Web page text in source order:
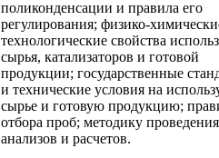
поликонденсации и правила его
регулирования; физико-
технологические свойства
сырья, катализаторов и готовой
продукции; государственные
и технические условия на
сырье и готовую продукцию;
отбора проб; методику проведения
анализов и расчетов.